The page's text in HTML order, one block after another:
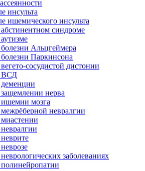
инсульта
ишемического инсульта
синдроме
Альцгеймера
Паркинсона
сосудистой дистонии
ВСД
нерва
мозга
невралгии
заболеваниях